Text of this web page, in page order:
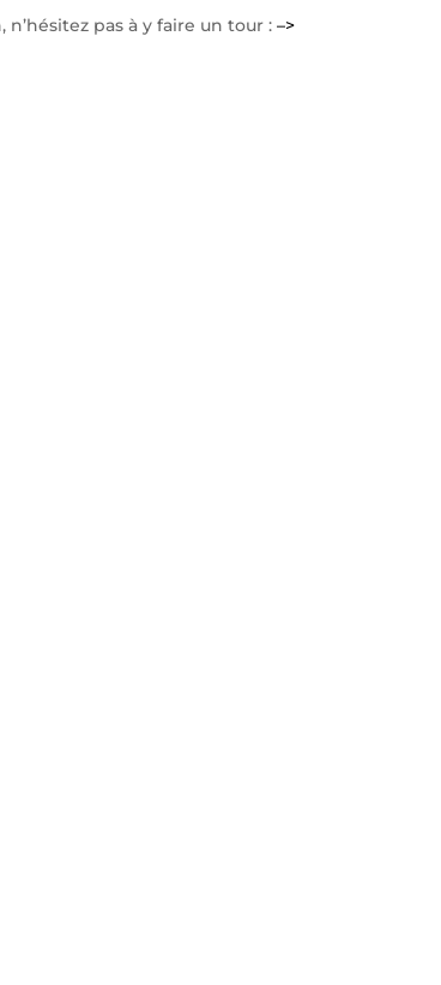
n’hésitez pas à y faire un tour : –>